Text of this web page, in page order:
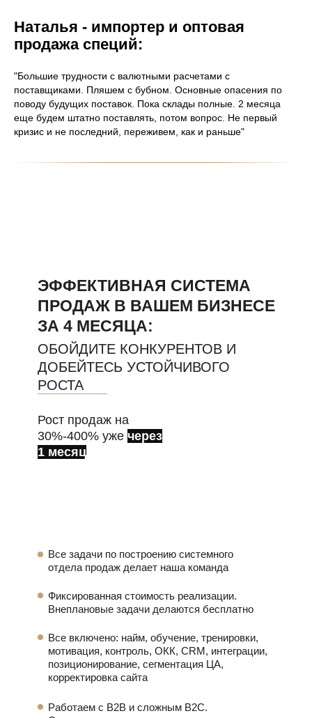
Наталья - импортер и оптовая
продажа специй:
"Большие трудности с валютными расчетами с
поставщиками. Пляшем с бубном. Основные опасения по
поводу будущих поставок. Пока склады полные. 2 месяца
еще будем штатно поставлять, потом вопрос. Не первый
кризис и не последний, переживем, как и раньше"
Все задачи по построению системного
отдела продаж делает наша команда
Рост продаж на
30%-400% уже через
1 месяц
Фиксированная стоимость реализации.
Внеплановые задачи делаются бесплатно
Все включено: найм, обучение, тренировки,
мотивация, контроль, ОКК, CRM, интеграции,
позиционирование, сегментация ЦА,
корректировка сайта
Работаем с B2B и сложным B2C.
ЭФФЕКТИВНАЯ СИСТЕМА
ПРОДАЖ В ВАШЕМ БИЗНЕСЕ
ЗА 4 МЕСЯЦА:
ОБОЙДИТЕ КОНКУРЕНТОВ И
ДОБЕЙТЕСЬ УСТОЙЧИВОГО
РОСТА